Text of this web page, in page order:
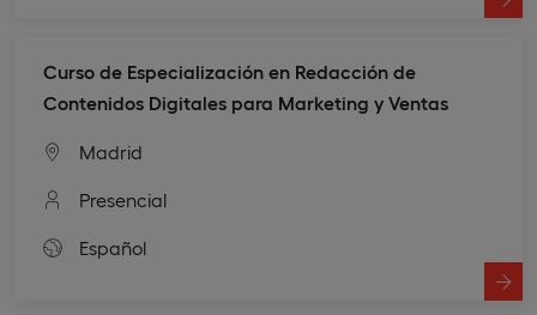
Curso de Especialización en Redacción de
Contenidos Digitales para Marketing y Ventas
Madrid
Presencial
Español